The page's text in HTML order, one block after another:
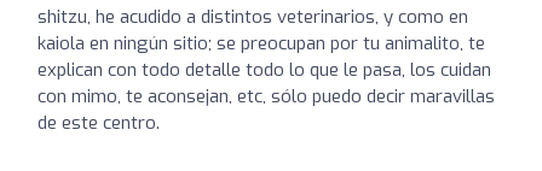
shitzu, he acudido a distintos veterinarios, y como en
kaiola en ningún sitio; se preocupan por tu animalito, te
explican con todo detalle todo lo que le pasa, los cuidan
con mimo, te aconsejan, etc, sólo puedo decir maravillas
de este centro.